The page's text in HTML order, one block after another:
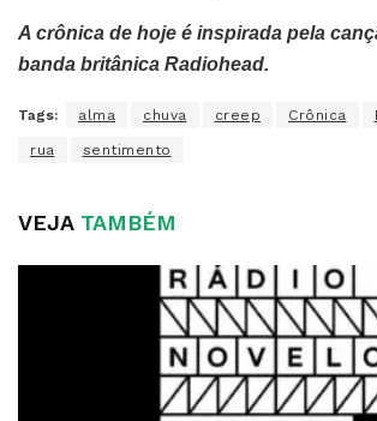
A crônica de hoje é inspirada pela
banda britânica Radiohead.
Tags: alma chuva creep Crônica
rua sentimento
VEJATAMBÉM